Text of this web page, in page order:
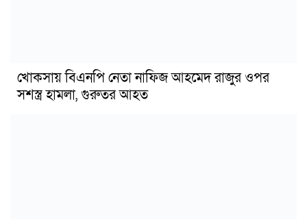
খোকসায় বিএনপি নেতা নাফিজ আহমেদ রাজুর ওপর
সশস্ত্র হামলা, গুরুতর আহত